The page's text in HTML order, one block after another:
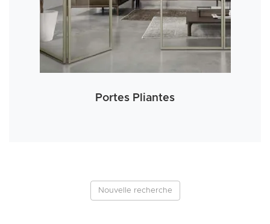
Portes Pliantes
Nouvelle recherche